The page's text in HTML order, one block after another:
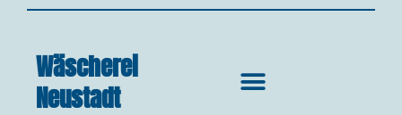
Wäscherei
Neustadt